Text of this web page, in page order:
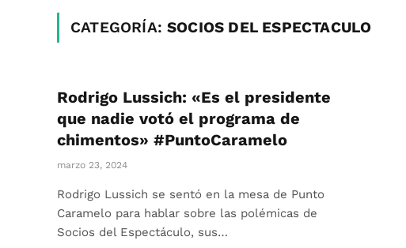
CATEGORÍA:SOCIOS DEL ESPECTACULO
Rodrigo Lussich: «Es el presidente
que nadie votó el programa de
chimentos» #PuntoCaramelo
marzo 23, 2024
Rodrigo Lussich se sentó en la mesa de Punto
Caramelo para hablar sobre las polémicas de
Socios del Espectáculo, sus…